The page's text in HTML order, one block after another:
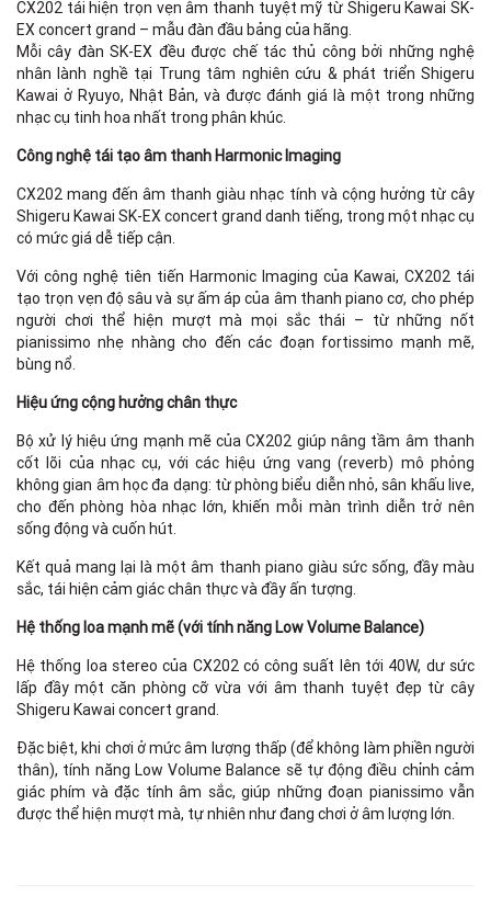
CX202 tái hiện trọn vẹn âm thanh tuyệt mỹ từ Shigeru Kawai SK-
EX concert grand – mẫu đàn đầu bảng của hãng.
Mỗi cây đàn SK-EX đều được chế tác thủ công bởi những nghệ
nhân lành nghề tại Trung tâm nghiên cứu & phát triển Shigeru
Kawai ở Ryuyo, Nhật Bản, và được đánh giá là một trong những
nhạc cụ tinh hoa nhất trong phân khúc.
Công nghệ tái tạo âm thanh Harmonic Imaging
CX202 mang đến âm thanh giàu nhạc tính và cộng hưởng từ cây
Shigeru Kawai SK-EX concert grand danh tiếng, trong một nhạc cụ
có mức giá dễ tiếp cận.
Với công nghệ tiên tiến Harmonic Imaging của Kawai, CX202 tái
tạo trọn vẹn độ sâu và sự ấm áp của âm thanh piano cơ, cho phép
người chơi thể hiện mượt mà mọi sắc thái – từ những nốt
pianissimo nhẹ nhàng cho đến các đoạn fortissimo mạnh mẽ,
bùng nổ.
Hiệu ứng cộng hưởng chân thực
Bộ xử lý hiệu ứng mạnh mẽ của CX202 giúp nâng tầm âm thanh
cốt lõi của nhạc cụ, với các hiệu ứng vang (reverb) mô phỏng
không gian âm học đa dạng: từ phòng biểu diễn nhỏ, sân khấu live,
cho đến phòng hòa nhạc lớn, khiến mỗi màn trình diễn trở nên
sống động và cuốn hút.
Kết quả mang lại là một âm thanh piano giàu sức sống, đầy màu
sắc, tái hiện cảm giác chân thực và đầy ấn tượng.
Hệ thống loa mạnh mẽ (với tính năng Low Volume Balance)
Hệ thống loa stereo của CX202 có công suất lên tới 40W, dư sức
lấp đầy một căn phòng cỡ vừa với âm thanh tuyệt đẹp từ cây
Shigeru Kawai concert grand.
Đặc biệt, khi chơi ở mức âm lượng thấp (để không làm phiền người
thân), tính năng Low Volume Balance sẽ tự động điều chỉnh cảm
giác phím và đặc tính âm sắc, giúp những đoạn pianissimo vẫn
được thể hiện mượt mà, tự nhiên như đang chơi ở âm lượng lớn.